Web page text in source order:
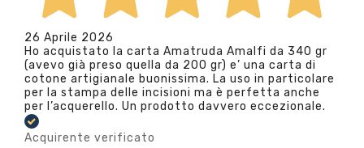
26 Aprile 2026
Ho acquistato la carta Amatruda Amalfi da 340 gr
(avevo già preso quella da 200 gr) e’ una carta di
cotone artigianale buonissima. La uso in particolare
per la stampa delle incisioni ma è perfetta anche
per l’acquerello. Un prodotto davvero eccezionale.
Acquirente verificato